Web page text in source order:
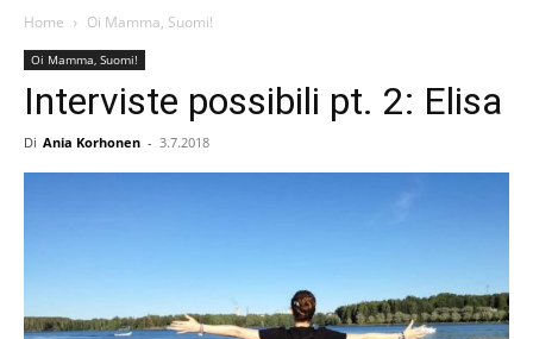
Home Oi Mamma, Suomi!
Oi Mamma, Suomi!
Interviste possibili pt. 2: Elisa
Di Ania Korhonen - 3.7.2018